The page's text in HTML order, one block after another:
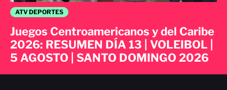
ATV DEPORTES
Juegos Centroamericanos y del Caribe
2026: RESUMEN DÍA 13 | VOLEIBOL |
5 AGOSTO | SANTO DOMINGO 2026